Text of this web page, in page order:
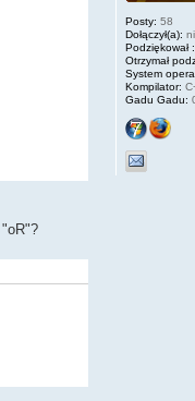
Posty: 58
Dołączył(a):
Podziękował :
Otrzymał
System
Kompilator:
Gadu Gadu: